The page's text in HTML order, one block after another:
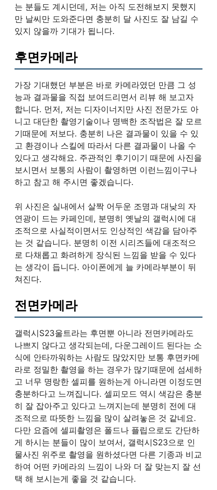
는 분들도 계시던데, 저는 아직 도전해보지 못했지
만 날씨만 도와준다면 충분히 달 사진도 잘 남길 수
있지 않을까 기대가 됩니다.
후면카메라
가장 기대했던 부분은 바로 카메라였던 만큼 그 성
능과 결과물을 직접 보여드리면서 리뷰 해 보고자
합니다. 먼저, 저는 디자이너지만 사진 전문가도 아
니고 대단한 촬영기술이나 명백한 조작법은 잘 모르
기때문에 저보다. 충분히 나은 결과물이 있을 수 있
고 환경이나 스킬에 따라서 다른 결과물이 나올 수
있다고 생각해요. 주관적인 후기이기 때문에 사진을
보시면서 보통의 사람이 촬영하면 이런느낌이구나
하고 참고 해 주시면 좋겠습니다.
위 사진은 실내에서 살짝 어두운 조명과 대낮의 자
연광이 드는 카페인데, 분명히 옛날의 갤럭시에 대
조적으로 사실적이면서도 인상적인 색감을 담아주
는 것 같습니다. 분명히 이전 시리즈들에 대조적으
로 다채롭고 화려하게 장식된 느낌을 받을 수 있다
는 생각이 듭니다. 아이폰에게 늘 카메라부분이 뒤
쳐진다.
전면카메라
갤럭시S23울트라는 후면뿐 아니라 전면카메라도
나쁘지 않다고 생각되는데, 다운그레이드 된다는 소
식에 안타까워하는 사람도 많았지만 보통 후면카메
라로 정밀한 촬영을 하는 경우가 많기때문에 섬세하
고 너무 명랑한 셀피를 원하는게 아니라면 이정도면
충분하다고 느껴집니다. 셀피모드 역시 색감은 충분
히 잘 잡아주고 있다고 느껴지는데 분명히 전에 대
조적으로 따뜻한 느낌을 많이 살려놓은 것 같네요.
다만 요즘에 셀피촬영은 폴드나 플립으로도 간단하
게 하시는 분들이 많이 보여서, 갤럭시S23으로 인
물사진 위주로 촬영을 원하셨다면 다른 기종과 비교
하여 어떤 카메라의 느낌이 나와 더 잘 맞는지 잘 선
택 해 보시는게 좋을 것 같습니다.